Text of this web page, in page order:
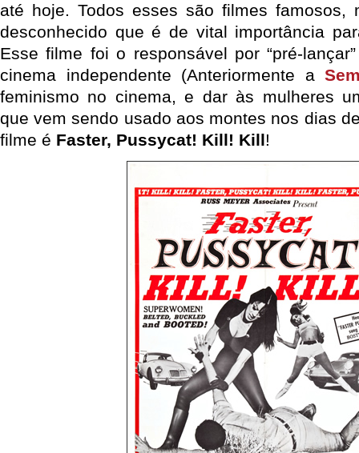
até hoje. Todos esses são filmes famosos,
desconhecido que é de vital importância
Esse filme foi o responsável por “pré-
cinema independente (Anteriormente a
feminismo no cinema, e dar às mulheres
que vem sendo usado aos montes nos dias
filme é Faster, Pussycat! Kill! Kill!